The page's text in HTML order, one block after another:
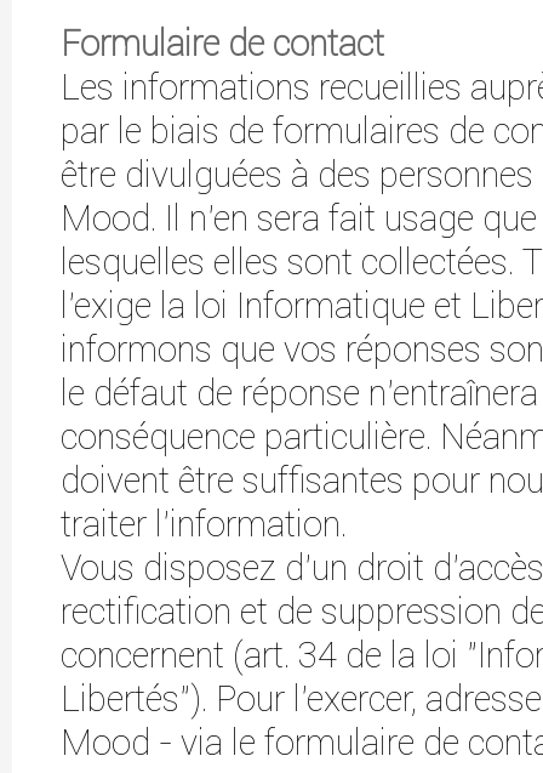
Formulaire de contact
Les informations recueillies
par le biais de formulaires de
être divulguées à des
Mood. Il n'en sera fait usage
lesquelles elles sont collectées.
l’exige la loi Informatique et
informons que vos réponses
le défaut de réponse
conséquence particulière.
doivent être suffisantes pour
traiter l’information.
Vous disposez d'un droit
rectification et de suppression
concernent (art. 34 de la loi
Libertés"). Pour l'exercer,
Mood - via le formulaire de